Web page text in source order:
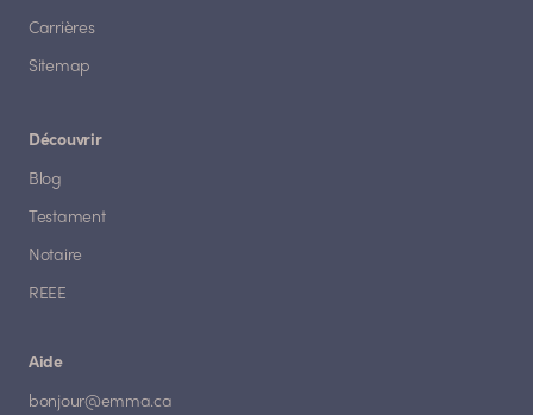
Carrières
Sitemap
Découvrir
Blog
Testament
Notaire
REEE
Aide
bonjour@emma.ca